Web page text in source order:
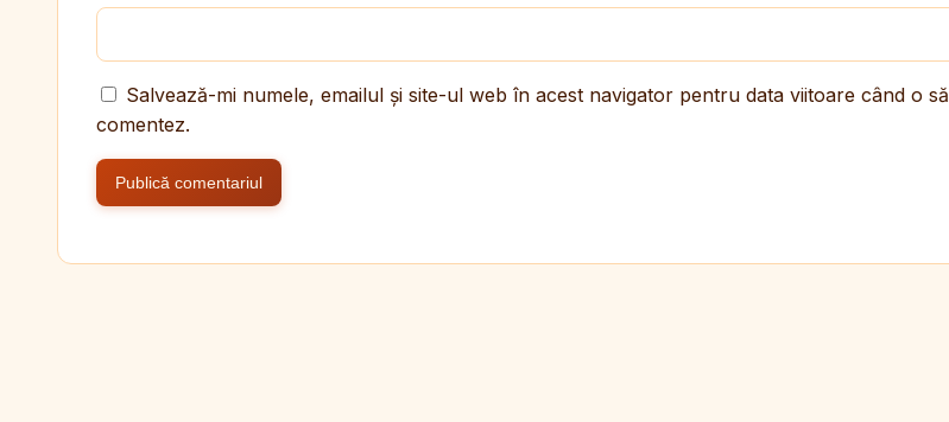
Salvează-mi numele, emailul și site-ul web în acest navigator pentru data viitoare când o să
comentez.